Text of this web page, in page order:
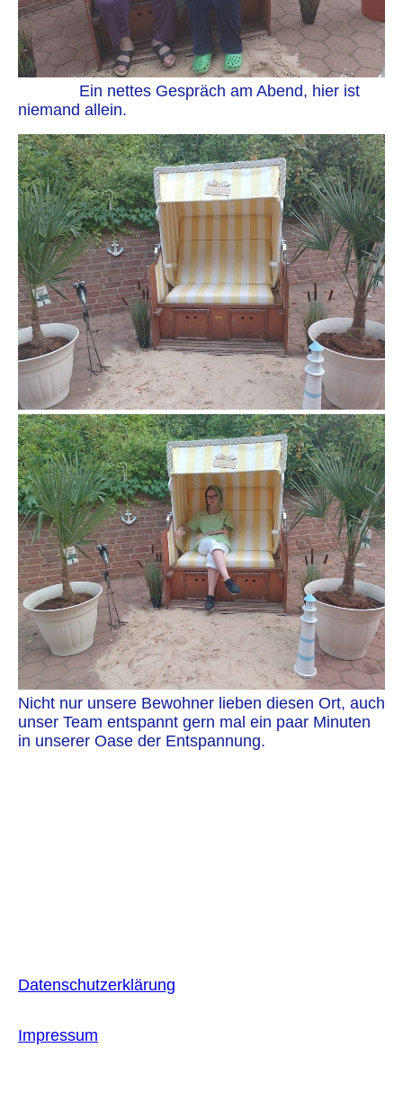
Ein nettes Gespräch am Abend, hier ist
niemand allein.
Nicht nur unsere Bewohner lieben diesen Ort, auch
unser Team entspannt gern mal ein paar Minuten
in unserer Oase der Entspannung.
Datenschutzerklärung
Impressum